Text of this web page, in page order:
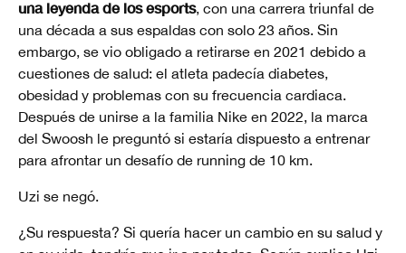
una leyenda de los esports, con una carrera triunfal de
una década a sus espaldas con solo 23 años. Sin
embargo, se vio obligado a retirarse en 2021 debido a
cuestiones de salud: el atleta padecía diabetes,
obesidad y problemas con su frecuencia cardiaca.
Después de unirse a la familia Nike en 2022, la marca
del Swoosh le preguntó si estaría dispuesto a entrenar
para afrontar un desafío de running de 10 km.
Uzi se negó.
¿Su respuesta? Si quería hacer un cambio en su salud y